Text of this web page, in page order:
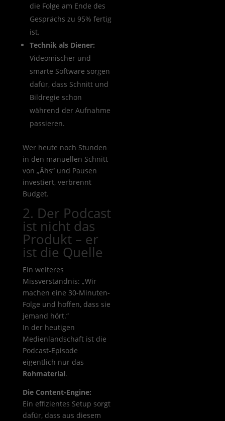
die Folge am Ende des
Gesprächs zu 95% fertig
ist.
Technik als Diener:
Videomischer und
smarte Software sorgen
dafür, dass Schnitt und
Bildregie schon
während der Aufnahme
passieren.
Wer heute noch Stunden
in den manuellen Schnitt
von „Ähs“ und Pausen
investiert, verbrennt
Budget.
2. Der Podcast
ist nicht das
Produkt – er
ist die Quelle
Ein weiteres
Missverständnis: „Wir
machen eine 30-Minuten-
Folge und hoffen, dass sie
jemand hört.“
In der heutigen
Medienlandschaft ist die
Podcast-Episode
eigentlich nur das
Rohmaterial.
Die Content-Engine:
Ein effizientes Setup sorgt
dafür, dass aus diesem